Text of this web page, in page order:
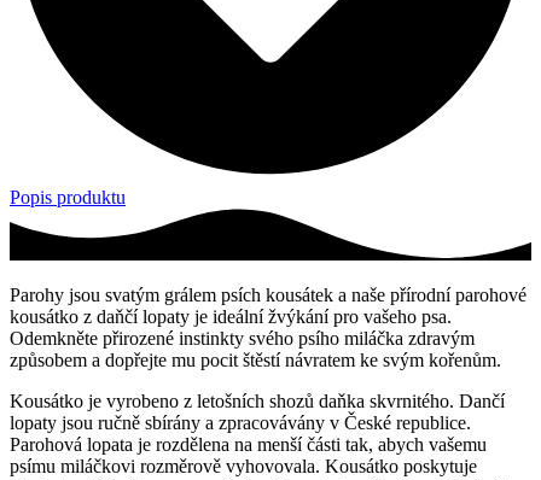
Popis produktu
Parohy jsou svatým grálem psích kousátek a naše přírodní parohové
kousátko z daňčí lopaty je ideální žvýkání pro vašeho psa.
Odemkněte přirozené instinkty svého psího miláčka zdravým
způsobem a dopřejte mu pocit štěstí návratem ke svým kořenům.
Kousátko je vyrobeno z letošních shozů daňka skvrnitého. Dančí
lopaty jsou ručně sbírány a zpracovávány v České republice.
Parohová lopata je rozdělena na menší části tak, abych vašemu
psímu miláčkovi rozměrově vyhovovala. Kousátko poskytuje